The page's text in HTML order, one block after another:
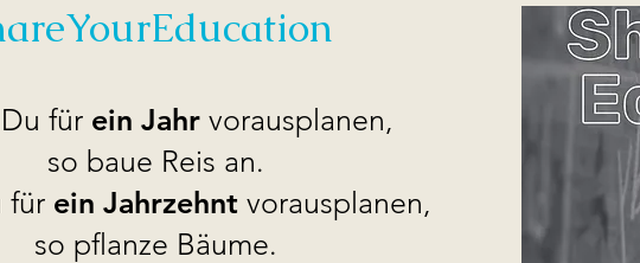
für ein Jahrvorausplanen,
so baue Reis an.
für ein Jahrzehnt vorausplanen,
so pflanze Bäume.